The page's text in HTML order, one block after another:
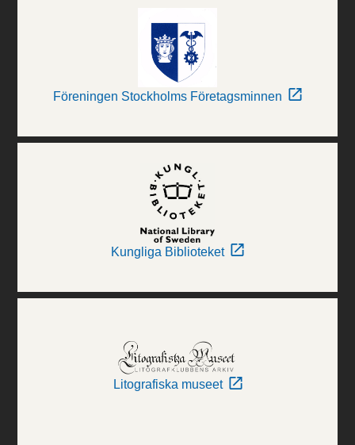
Föreningen Stockholms Företagsminnen
Kungliga Biblioteket
Litografiska museet